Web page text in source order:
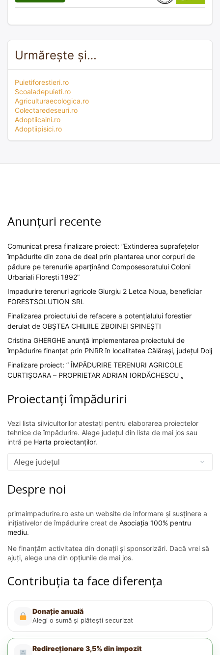
Urmărește și…
Puietiforestieri.ro
Scoaladepuieti.ro
Agriculturaecologica.ro
Colectaredeseuri.ro
Adoptiicaini.ro
Adoptiipisici.ro
Anunțuri recente
Comunicat presa finalizare proiect: ”Extinderea suprafețelor
împădurite din zona de deal prin plantarea unor corpuri de
pădure pe terenurile aparținând Composesoratului Coloni
Urbariali Florești 1892”
Impadurire terenuri agricole Giurgiu 2 Letca Noua, beneficiar
FORESTSOLUTION SRL
Finalizarea proiectului de refacere a potențialului forestier
derulat de OBȘTEA CHILIILE ZBOINEI SPINEȘTI
Cristina GHERGHE anunță implementarea proiectului de
împădurire finanțat prin PNRR în localitatea Călărași, județul Dolj
Finalizare proiect: ” ÎMPĂDURIRE TERENURI AGRICOLE
CURTIȘOARA – PROPRIETAR ADRIAN IORDĂCHESCU „
Proiectanți împăduriri
Vezi lista silvicultorilor atestați pentru elaborarea proiectelor
tehnice de împădurire. Alege județul din lista de mai jos sau
intră pe Harta proiectanților.
Despre noi
primaimpadurire.ro este un website de informare și susținere a
inițiativelor de împădurire creat de Asociația 100% pentru
mediu.
Ne finanțăm activitatea din donații și sponsorizări. Dacă vrei să
ajuți, alege una din opțiunile de mai jos.
Contribuția ta face diferența
Donație anuală
Alegi o sumă și plătești securizat
Redirecționare 3,5% din impozit